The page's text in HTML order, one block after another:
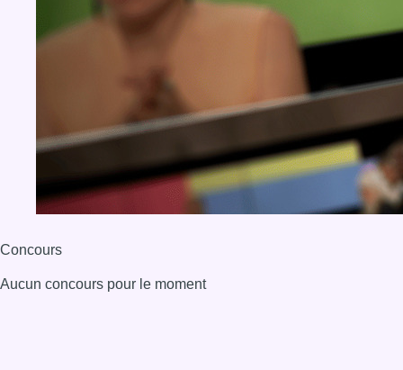
Concours
Aucun concours pour le moment